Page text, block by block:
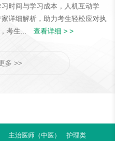
时间与学习成本，人机互动学
详细解析，助力考生轻松应对执
考生...
查看详细 > >
多 >>
主治医师（中医）
护理类